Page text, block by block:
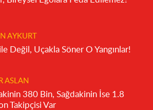
AYKURT
Değil, Uçakla Söner O Yangınlar!
ASLAN
380 Bin, Sağdakinin İse 1.8
Takipçisi Var